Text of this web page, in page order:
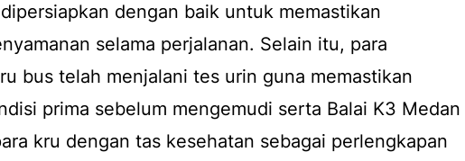
dengan baik untuk memastikan
selama perjalanan. Selain itu, para
bus telah menjalani tes urin guna memastikan
prima sebelum mengemudi serta Balai K3 Medan
kru dengan tas kesehatan sebagai perlengkapan